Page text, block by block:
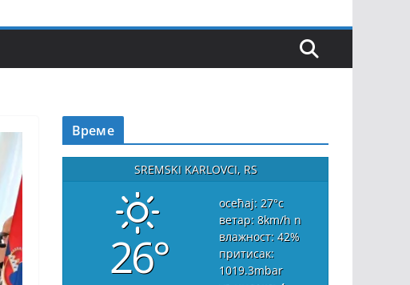
Време
SREMSKI KARLOVCI, RS
26°
осећај: 27°c
ветар: 8km/hn
влажност: 42%
притисак:
1019.3mbar